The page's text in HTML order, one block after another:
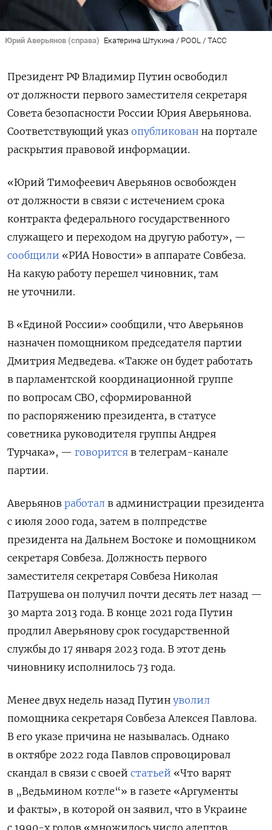
Юрий Аверьянов (справа) Екатерина Штукина / POOL / ТАСС
Президент РФ Владимир Путин освободил
от должности первого заместителя секретаря
Совета безопасности России Юрия Аверьянова.
Соответствующий указ опубликован на портале
раскрытия правовой информации.
«Юрий Тимофеевич Аверьянов освобожден
от должности в связи с истечением срока
контракта федерального государственного
служащего и переходом на другую работу», —
сообщили «РИА Новости» в аппарате Совбеза.
На какую работу перешел чиновник, там
не уточнили.
В «Единой России» сообщили, что Аверьянов
назначен помощником председателя партии
Дмитрия Медведева. «Также он будет работать
в парламентской координационной группе
по вопросам СВО, сформированной
по распоряжению президента, в статусе
советника руководителя группы Андрея
Турчака», — говорится в телеграм-канале
партии.
Аверьянов работал в администрации президента
с июля 2000 года, затем в полпредстве
президента на Дальнем Востоке и помощником
секретаря Совбеза. Должность первого
заместителя секретаря Совбеза Николая
Патрушева он получил почти десять лет назад —
30 марта 2013 года. В конце 2021 года Путин
продлил Аверьянову срок государственной
службы до 17 января 2023 года. В этот день
чиновнику исполнилось 73 года.
Менее двух недель назад Путин уволил
помощника секретаря Совбеза Алексея Павлова.
В его указе причина не называлась. Однако
в октябре 2022 года Павлов спровоцировал
скандал в связи с своей статьей «Что варят
в „Ведьмином котле“» в газете «Аргументы
и факты», в которой он заявил, что в Украине